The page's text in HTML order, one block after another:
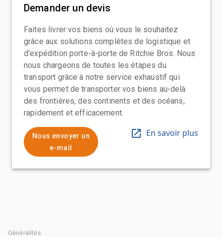
Demander un devis
Faites livrer vos biens où vous le souhaitez
grâce aux solutions complètes de logistique et
d'expédition porte-à-porte de Ritchie Bros. Nous
nous chargeons de toutes les étapes du
transport grâce à notre service exhaustif qui
vous permet de transporter vos biens au-delà
des frontières, des continents et des océans,
rapidement et efficacement.
Nous envoyer un
e-mail
En savoir plus
Généralités